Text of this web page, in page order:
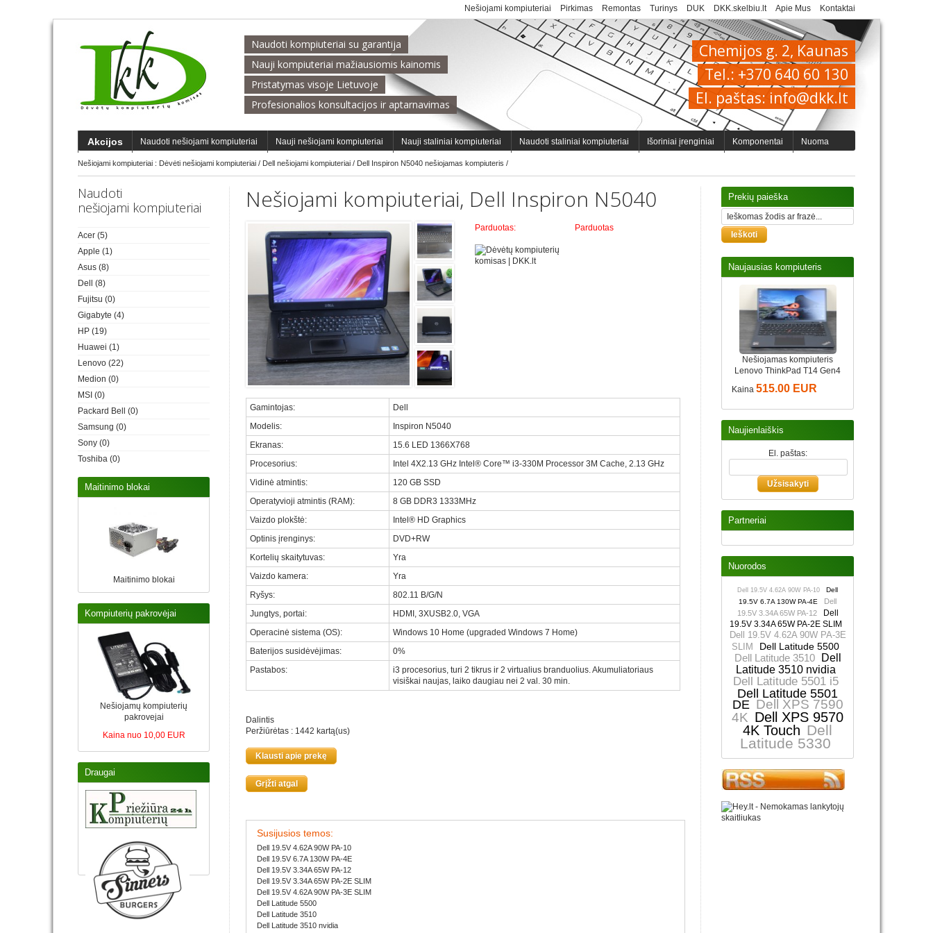
Nešiojami kompiuteriai Pirkimas Remontas Turinys DUK DKK.skelbiu.lt Apie Mus Kontaktai
Naudoti kompiuteriai su garantija
Nauji kompiuteriai mažiausiomis kainomis
Pristatymas visoje Lietuvoje
Profesionalios konsultacijos ir aptarnavimas
Chemijos g. 2, Kaunas
Tel.: +370 640 60 130
El. paštas: info@dkk.lt
Akcijos Naudoti nešiojami kompiuteriai Nauji nešiojami kompiuteriai Nauji staliniai kompiuteriai Naudoti staliniai kompiuteriai Išoriniai įrenginiai Komponentai Nuoma
Nešiojami kompiuteriai : Dėvėti nešiojami kompiuteriai / Dell nešiojami kompiuteriai / Dell Inspiron N5040 nešiojamas kompiuteris /
Naudoti
nešiojami kompiuteriai
Acer (5)
Apple (1)
Asus (8)
Dell
(8)
Fujitsu (0)
Gigabyte (4)
HP (19)
Huawei (1)
Lenovo (22)
Medion (0)
MSI (0)
Packard Bell
(0)
Samsung (0)
Sony (0)
Toshiba (0)
Maitinimo blokai
Maitinimo blokai
Kompiuterių pakrovėjai
Nešiojamų kompiuterių
pakrovejai
Kaina nuo 10,00 EUR
Draugai
Nešiojami kompiuteriai, Dell Inspiron N5040
Parduotas: Parduotas
Gamintojas:
Dell
Modelis:
Inspiron N5040
Ekranas:
15.6 LED 1366X768
Procesorius:
Intel 4X2.13 GHz Intel® Core™ i3-330M Processor 3M Cache, 2.13 GHz
Vidinė atmintis:
120 GB SSD
Operatyvioji atmintis (RAM):
8 GB DDR3 1333MHz
Vaizdo plokštė:
Intel® HD Graphics
Optinis įrenginys:
DVD+RW
Kortelių skaitytuvas:
Yra
Vaizdo kamera:
Yra
Ryšys:
802.11 B/G/N
Jungtys, portai:
HDMI, 3XUSB2.0, VGA
Operacinė sistema (OS):
Windows 10 Home (upgraded Windows 7 Home)
Baterijos susidėvėjimas:
0%
Pastabos:
i3 procesorius, turi 2 tikrus ir 2 virtualius branduolius. Akumuliatoriaus
visiškai naujas, laiko daugiau nei 2 val. 30 min.
Dalintis
Peržiūrėtas : 1442 kartą(us)
Klausti apie prekę
Grįžti atgal
Susijusios temos:
Dell 19.5V 4.62A 90W PA-10
Dell 19.5V 6.7A 130W PA-4E
Dell 19.5V 3.34A 65W PA-12
Dell 19.5V 3.34A 65W PA-2E SLIM
Dell 19.5V 4.62A 90W PA-3E SLIM
Dell Latitude 5500
Dell Latitude 3510
Dell Latitude 3510 nvidia
Prekių paieška
Naujausias kompiuteris
Nešiojamas kompiuteris
Lenovo ThinkPad T14 Gen4
Kaina 515.00 EUR
Naujienlaiškis
El. paštas:
Partneriai
Nuorodos
Dell 19.5V 4.62A 90W PA-10
Dell
19.5V 6.7A 130W PA-4E
Dell
19.5V 3.34A 65W PA-12
Dell
19.5V 3.34A 65W PA-2E SLIM
Dell 19.5V 4.62A 90W PA-3E
SLIM
Dell Latitude 5500
Dell Latitude 3510
Dell
Latitude 3510 nvidia
Dell Latitude 5501 i5
Dell Latitude 5501
DE Dell XPS 7590
4K Dell XPS 9570
4K Touch Dell
Latitude 5330